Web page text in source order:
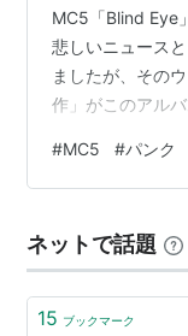
MC5「Blind Eye
悲しいニュース
ましたが、その
作」がこのアル
スターをゲスト
原理主義者に嬉
「Blind Eye」と
トがあります…
#MC5 #パンク
ネットで話題
15 ブックマーク